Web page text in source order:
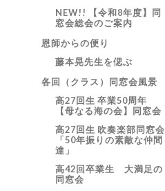
NEW!! 【令和8年度】同
窓会総会のご案内
恩師からの便り
藤本晃先生を偲ぶ
各回（クラス）同窓会風景
高27回生 卒業50周年
【母なる海の会】同窓会
高27回生 吹奏楽部同窓会
「50年振りの素敵な仲間
達」
高42回卒業生 大満足の
同窓会